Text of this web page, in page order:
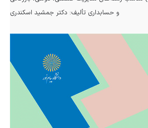
و حسابداری تألیف: دکتر جمشید اسکندری